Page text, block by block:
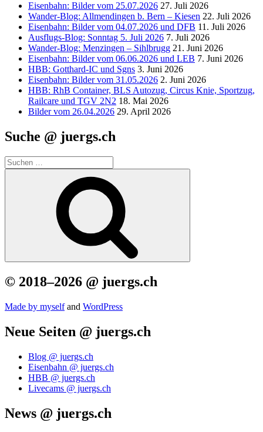
Eisenbahn: Bilder vom 25.07.2026 27. Juli 2026
Wander-Blog: Allmendingen b. Bern – Kiesen 22. Juli 2026
Eisenbahn: Bilder vom 04.07.2026 und DFB 11. Juli 2026
Ausflugs-Blog: Sonntag 5. Juli 2026 7. Juli 2026
Wander-Blog: Menzingen – Sihlbrugg 21. Juni 2026
Eisenbahn: Bilder vom 06.06.2026 und LEB 7. Juni 2026
HBB: Gotthard-IC und Sgns 3. Juni 2026
Eisenbahn: Bilder vom 31.05.2026 2. Juni 2026
HBB: RhB Container, BLS Autozug, Circus Knie, Sportzug,
Railcare und TGV 2N2 18. Mai 2026
Bilder vom 26.04.2026 29. April 2026
Suche @ juergs.ch
Suchen
nach:
© 2018–2026 @ juergs.ch
Made by mys­elfand Word­Press
Neue Seiten @ juergs.ch
Blog @ juergs.ch
Eisenbahn @ juergs.ch
HBB @ juergs.ch
Livecams @ juergs.ch
News @ juergs.ch